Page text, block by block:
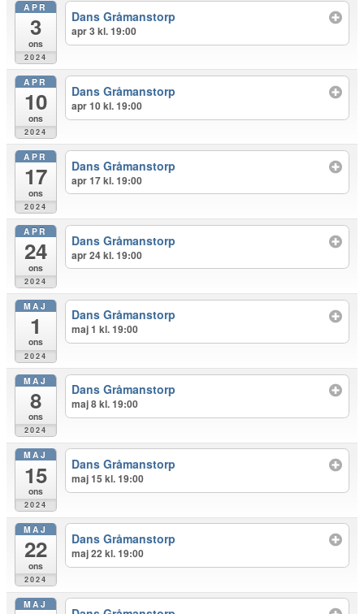
APR
3
ons
2024
Dans Gråmanstorp
apr 3 kl. 19:00
APR
10
ons
2024
Dans Gråmanstorp
apr 10 kl. 19:00
APR
17
ons
2024
Dans Gråmanstorp
apr 17 kl. 19:00
APR
24
ons
2024
Dans Gråmanstorp
apr 24 kl. 19:00
MAJ
1
ons
2024
Dans Gråmanstorp
maj 1 kl. 19:00
MAJ
8
ons
2024
Dans Gråmanstorp
maj 8 kl. 19:00
MAJ
15
ons
2024
Dans Gråmanstorp
maj 15 kl. 19:00
MAJ
22
ons
2024
Dans Gråmanstorp
maj 22 kl. 19:00
MAJ